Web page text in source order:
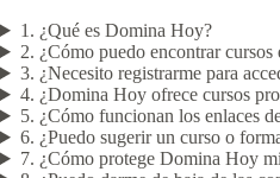
1. ¿Qué es Domina Hoy?
2. ¿Cómo puedo encontrar
3. ¿Necesito registrarme para
4. ¿Domina Hoy ofrece cursos
5. ¿Cómo funcionan los enlaces
6. ¿Puedo sugerir un curso o
7. ¿Cómo protege Domina Hoy